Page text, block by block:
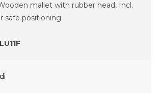
mallet with rubber head, Incl.
safe positioning